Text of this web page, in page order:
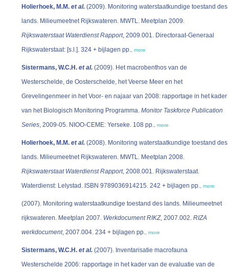
Holierhoek, M.M. et al. (2009). Monitoring waterstaatkundige toestand des
lands. Milieumeetnet Rijkswateren. MWTL. Meetplan 2009.
Rijkswaterstaat Waterdienst Rapport, 2009.001. Directoraat-Generaal
Rijkswaterstaat: [s.l.]. 324 + bijlagen pp., more
Sistermans, W.C.H. et al. (2009). Het macrobenthos van de
Westerschelde, de Oosterschelde, het Veerse Meer en het
Grevelingenmeer in het Voor- en najaar van 2008: rapportage in het kader
van het Biologisch Monitoring Programma. Monitor Taskforce Publication
Series
, 2009-05. NIOO-CEME: Yerseke. 108 pp., more
Holierhoek, M.M. et al. (2008). Monitoring waterstaatkundige toestand des
lands. Milieumeetnet Rijkswateren. MWTL. Meetplan 2008.
Rijkswaterstaat Waterdienst Rapport, 2008.001. Rijkswaterstaat.
Waterdienst: Lelystad. ISBN 9789036914215. 242 + bijlagen pp., more
(2007). Monitoring waterstaatkundige toestand des lands. Milieumeetnet
rijkswateren. Meetplan 2007. Werkdocument RIKZ, 2007.002. RIZA
werkdocument
, 2007.004. 234 + bijlagen pp., more
Sistermans, W.C.H. et al. (2007). Inventarisatie macrofauna
Westerschelde 2006: rapportage in het kader van de evaluatie van de